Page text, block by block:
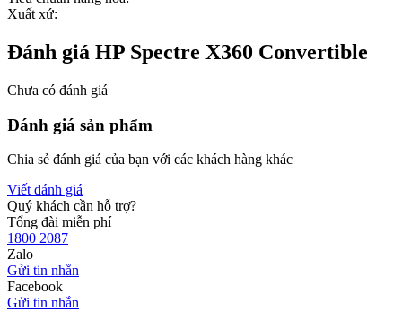
Xuất xứ:
Đánh giá HP Spectre X360 Convertible
Chưa có đánh giá
Đánh giá sản phẩm
Chia sẻ đánh giá của bạn với các khách hàng khác
Viết đánh giá
Quý khách cần hỗ trợ?
Tổng đài miễn phí
1800 2087
Zalo
Gửi tin nhắn
Facebook
Gửi tin nhắn